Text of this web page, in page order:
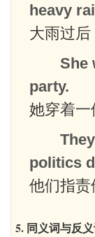
heavy
大雨过后
She
party.
她穿着一
politics
他们指责
5. 同义词与反义